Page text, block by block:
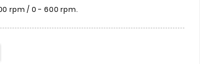
rpm / 0 - 600 rpm.